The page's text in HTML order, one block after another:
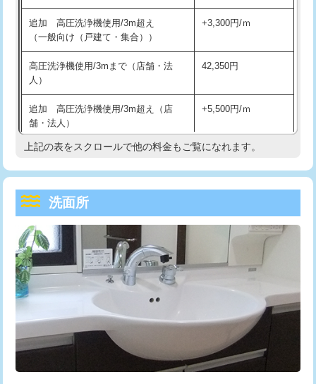
マス交換（深さ50㎝以上） 66,000円
コンクリート斫り（厚さ10㎝まで） 27,500円
コンクリート斫り（厚さ10㎝超え）
モルタル補修（厚さ10㎝まで）
モルタル補修（厚さ10㎝超え） 38,500円
洗面台設置 38,500円
追加人工
廃棄・処分 現場見積
※給水管工事は20mmまでの価格です。
持込商品取付（混合水栓） 16,500円
給水管工事※（ホール加工)
給水管工事※（バンド止め) 3,300円
給水管工事※（支持金具設置) 5,500円
給水管工事※（保温材使用（バンド止
め込み）)
5,500円
給水管工事※（土の掘削・埋め戻し作
業)
11,000円
給水管工事※（塩ビ管（VP・HI）使
用/3ｍまで)
33,000円
給水管工事※（塩ビ管（VP・HI）使
用（追加）/3ｍ超え)
給水管工事※（ライニング鋼管・銅
管・ポリ管・HT管使用/3ｍまで)
44,000円
追加 高圧洗浄機使用/3m超え
（一般向け（戸建て・集合））
+3,300円/ｍ
高圧洗浄機使用/3mまで（店舗・法
人）
42,350円
追加 高圧洗浄機使用/3m超え（店
舗・法人）
+5,500円/ｍ
高度高圧洗浄換 現地調査
トーラー機使用/3mまで
追加トーラー機使用/3m超え +3,300円
カメラ調査 33,000円
桝清掃
止水・漏水調査・防水処理・清掃・修
理・調整・分解・加工など（軽作業）
11,000円
止水・漏水調査・防水処理・清掃・修
22,000円
上記の表をスクロールで他の料金もご覧になれます。
洗面所